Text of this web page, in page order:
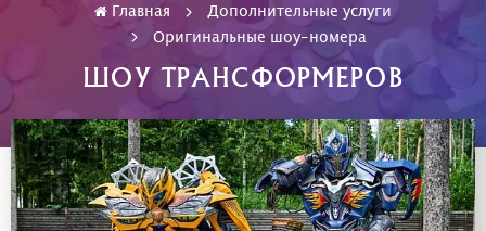
Главная
Дополнительные услуги
Оригинальные шоу-номера
ШОУ ТРАНСФОРМЕРОВ